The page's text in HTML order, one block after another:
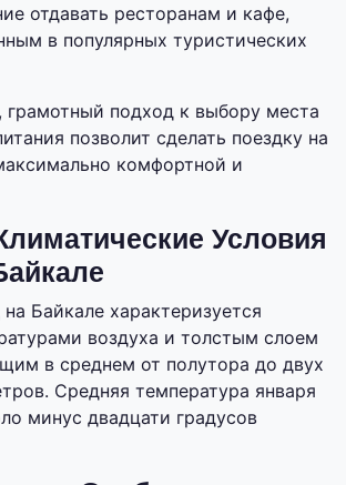
отдавать ресторанам и кафе,
в популярных туристических
грамотный подход к выбору места
позволит сделать поездку на
комфортной и
Условия
Байкале характеризуется
воздуха и толстым слоем
в среднем от полутора до двух
Средняя температура января
минус двадцати градусов